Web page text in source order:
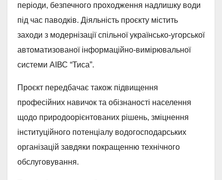
періоди, безпечного проходження надлишку води
під час паводків. Діяльність проєкту містить
заходи з модернізації спільної українсько-угорської
автоматизованої інформаційно-вимірювальної
системи АІВС “Тиса”.
Проєкт передбачає також підвищення
професійних навичок та обізнаності населення
щодо природоорієнтованих рішень, зміцнення
інституційного потенціалу водогосподарських
організацій завдяки покращенню технічного
обслуговування.